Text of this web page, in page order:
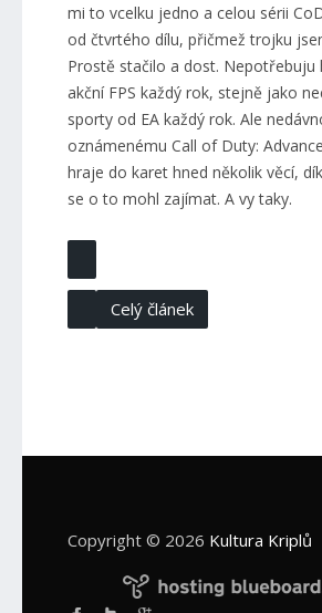
mi to vcelku jedno a celou sérii
od čtvrtého dílu, přičmež trojku
Prostě stačilo a dost. Nepotřebuju
akční FPS každý rok, stejně jako
sporty od EA každý rok. Ale
oznámenému Call of Duty:
hraje do karet hned několik věcí,
se o to mohl zajímat. A vy taky.
Celý článek
Copyright © 2026 Kultura Kriplů